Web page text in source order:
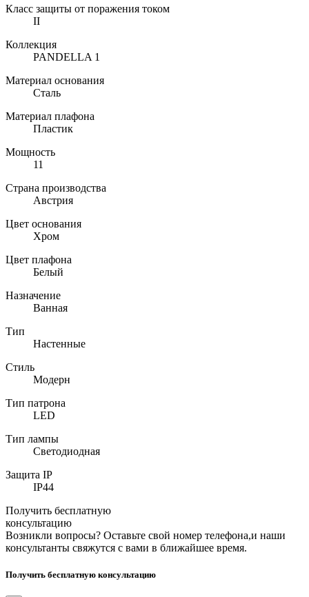
Класс защиты от поражения током
II
Коллекция
PANDELLA 1
Материал основания
Сталь
Материал плафона
Пластик
Мощность
11
Страна производства
Австрия
Цвет основания
Хром
Цвет плафона
Белый
Назначение
Ванная
Тип
Настенные
Стиль
Модерн
Тип патрона
LED
Тип лампы
Светодиодная
Защита IP
IP44
Получить бесплатную
консультацию
Возникли вопросы? Оставьте свой номер телефона,и наши
консультанты свяжутся с вами в ближайшее время.
Получить бесплатную консультацию